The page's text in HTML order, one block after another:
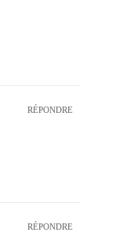
RÉPONDRE
RÉPONDRE